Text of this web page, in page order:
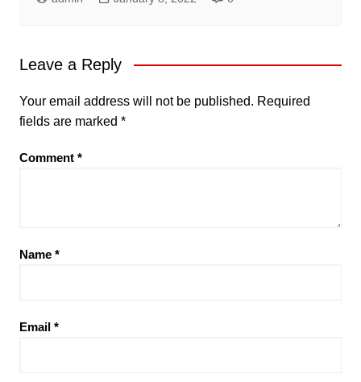
Leave a Reply
Your email address will not be published. Required
fields are marked *
Comment *
Name *
Email *